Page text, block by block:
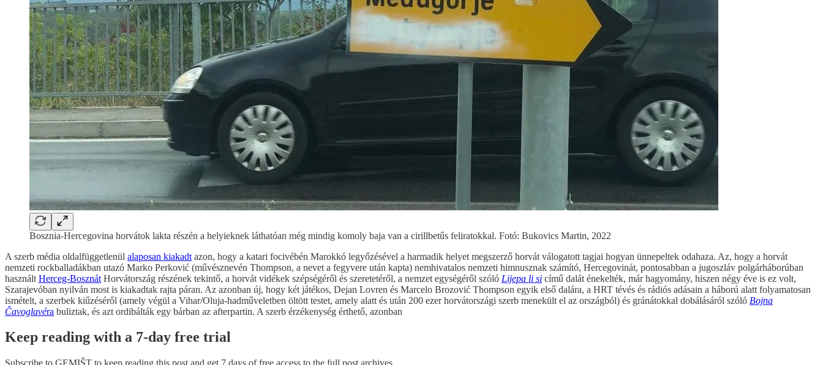
Bosznia-Hercegovina horvátok lakta részén a helyieknek láthatóan még mindig komoly baja van a cirillbetűs feliratokkal. Fotó: Bukovics Martin, 2022
A szerb média oldalfüggetlenül alaposan kiakadt azon, hogy a katari focivébén Marokkó legyőzésével a harmadik helyet megszerző horvát válogatott tagjai hogyan ünnepeltek odahaza. Az, hogy a horvát
nemzeti rockballadákban utazó Marko Perković (művésznevén Thompson, a nevet a fegyvere után kapta) nemhivatalos nemzeti himnusznak számító, Hercegovinát, pontosabban a jugoszláv polgárháborúban
használt Herceg-Bosznát Horvátország részének tekintő, a horvát vidékek szépségéről és szeretetéről, a nemzet egységéről szóló Lijepa li si című dalát énekelték, már hagyomány, hiszen négy éve is ez volt,
Szarajevóban nyilván most is kiakadtak rajta páran. Az azonban új, hogy két játékos, Dejan Lovren és Marcelo Brozović Thompson egyik első dalára, a HRT tévés és rádiós adásain a háború alatt folyamatosan
ismételt, a szerbek kiűzéséről (amely végül a Vihar/Oluja-hadműveletben öltött testet, amely alatt és után 200 ezer horvátországi szerb menekült el az országból) és gránátokkal dobálásáról szóló Bojna
Čavoglavéra buliztak, és azt ordibálták egy bárban az afterpartin. A szerb érzékenység érthető, azonban
Keep reading with a 7-day free trial